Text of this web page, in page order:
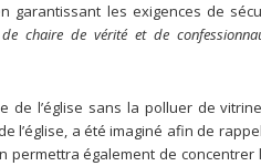
les exigences de
de chaire de vérité et de
l’église sans la polluer de
l’église, a été imaginé afin de
permettra également de